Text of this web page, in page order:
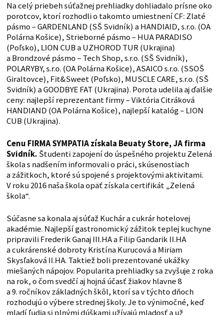
Na celý priebeh súťažnej prehliadky dohliadalo prísne oko
porotcov, ktorí rozhodli o takomto umiestnení CF: Zlaté
pásmo – GARDENLAND (SŠ Svidník) a HANDIAID, s.r.o. (OA
Polárna Košice), Strieborné pásmo – HUA PARADISO
(Poľsko), LION CUB a UZHOROD TUR (Ukrajina)
a Brondzové pásmo – Tech Shop, s.r.o. (SŠ Svidník),
POLARYBY, s.r.o. (OA Polárna Košice), ASAICO s.r.o. (SSOŠ
Giraltovce), Fit&Sweet (Poľsko), MUSCLE CARE, s.r.o. (SŠ
Svidník) a GOODBYE FAT (Ukrajina). Porota udelila aj ďalšie
ceny: najlepší reprezentant firmy – Viktória Citráková
HANDIAND (OA Polárna Košice), najlepší katalóg – LION
CUB (Ukrajina).
Cenu FIRMA SYMPATIA získala Beuaty Store, JA firma
Svidník. Študenti zapojení do úspešného projektu Zelená
škola s nadšením informovali o práci, skúsenostiach
a zážitkoch, ktoré sú spojené s projektovými aktivitami.
V roku 2016 naša škola opäť získala certifikát „Zelená
škola“.
Súčasne sa konala aj súťaž Kuchár a cukrár hotelovej
akadémie. Najlepší gastronomický zážitok teplej kuchyne
pripravili Frederik Ganaj III.HA a Filip Gandarik II.HA
a cukrárenské dobroty Kristína Kurucová a Miriam
Skysľaková II.HA. Taktiež boli prezentované ukážky
miešaných nápojov. Popularita prehliadky sa zvyšuje z roka
na rok, o čom svedčí aj hojná účasť žiakov hlavne 8
a 9. ročníkov základných škôl, ktorí sa v týchto dňoch
rozhodujú o výbere strednej školy. Je to výnimočné, keď
mladí ľudia si plnými dúškami užívajú mladosť a už